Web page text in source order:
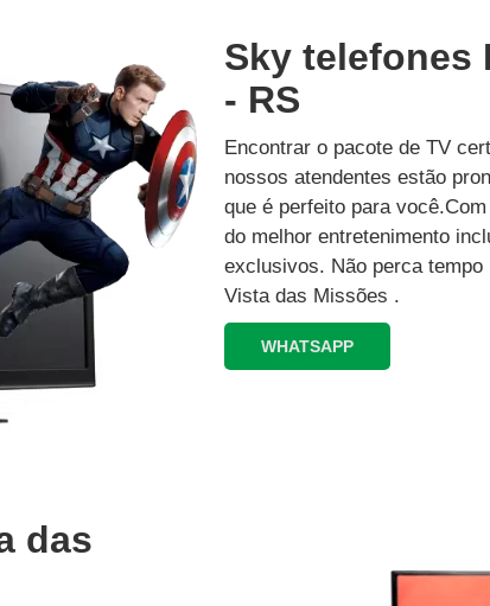
Sky telefones
- RS
Encontrar o pacote de TV
nossos atendentes estão
que é perfeito para
do melhor entretenimento
exclusivos.‍ Não perca
Vista das Missões .
WHATSAPP
das